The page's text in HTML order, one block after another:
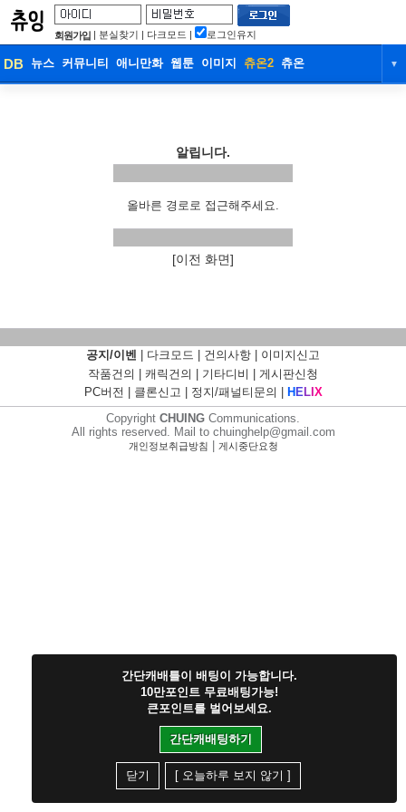
회원가입 | 분실찾기 | 다크모드 | 로그인유지
DB 뉴스 커뮤니티 애니만화 웹툰 이미지 츄온2 츄온 ▼
알립니다.
올바른 경로로 접근해주세요.
[이전 화면]
공지/이벤 다크모드 건의사항
이미지신고
작품건의
캐릭건의 기타디비
게시판신청
PC버전
클론신고 정지/패널티문의 H ELI X
Copyright CHUING Communications.
All rights reserved. Mail to chuinghelp@gmail.com
개인정보취급방침 게시중단요청
간단캐배틀이 배팅이 가능합니다.
10만포인트 무료배팅가능!
큰포인트를 벌어보세요.
간단캐배팅하기
닫기 [ 오늘하루 보지 않기 ]